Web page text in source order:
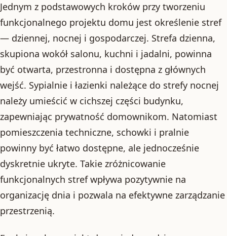
Jednym z podstawowych kroków przy tworzeniu
funkcjonalnego projektu domu jest określenie stref
— dziennej, nocnej i gospodarczej. Strefa dzienna,
skupiona wokół salonu, kuchni i jadalni, powinna
być otwarta, przestronna i dostępna z głównych
wejść. Sypialnie i łazienki należące do strefy nocnej
należy umieścić w cichszej części budynku,
zapewniając prywatność domownikom. Natomiast
pomieszczenia techniczne, schowki i pralnie
powinny być łatwo dostępne, ale jednocześnie
dyskretnie ukryte. Takie zróżnicowanie
funkcjonalnych stref wpływa pozytywnie na
organizację dnia i pozwala na efektywne zarządzanie
przestrzenią.